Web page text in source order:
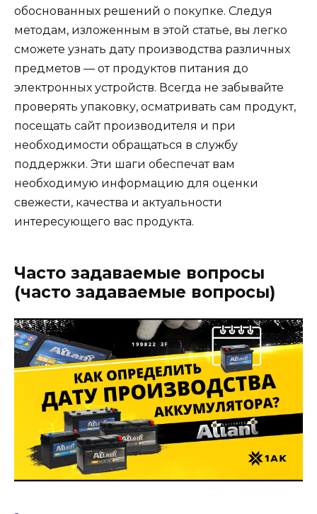
обоснованных решений о покупке. Следуя
методам, изложенным в этой статье, вы легко
сможете узнать дату производства различных
предметов — от продуктов питания до
электронных устройств. Всегда не забывайте
проверять упаковку, осматривать сам продукт,
посещать сайт производителя и при
необходимости обращаться в службу
поддержки. Эти шаги обеспечат вам
необходимую информацию для оценки
свежести, качества и актуальности
интересующего вас продукта.
Часто задаваемые вопросы
(часто задаваемые вопросы)